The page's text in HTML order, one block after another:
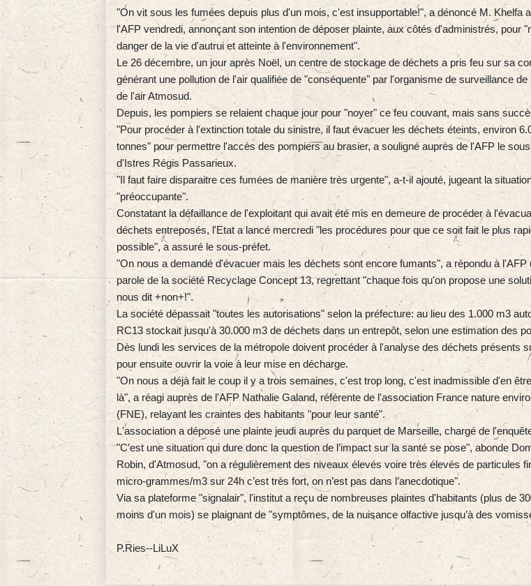
"On vit sous les fumées depuis plus d'un mois, c'est insupportable!", a dénoncé M. Khelfa
l'AFP vendredi, annonçant son intention de déposer plainte, aux côtés d'administrés, pour
danger de la vie d'autrui et atteinte à l'environnement".
Le 26 décembre, un jour après Noël, un centre de stockage de déchets a pris feu sur sa
générant une pollution de l'air qualifiée de "conséquente" par l'organisme de surveillance de
de l'air Atmosud.
Depuis, les pompiers se relaient chaque jour pour "noyer" ce feu couvant, mais sans
"Pour procéder à l'extinction totale du sinistre, il faut évacuer les déchets éteints, environ
tonnes" pour permettre l'accès des pompiers au brasier, a souligné auprès de l'AFP le
d'Istres Régis Passarieux.
"Il faut faire disparaitre ces fumées de manière très urgente", a-t-il ajouté, jugeant la
"préoccupante".
Constatant la défaillance de l'exploitant qui avait été mis en demeure de procéder à
déchets entreposés, l'Etat a lancé mercredi "les procédures pour que ce soit fait le plus
possible", a assuré le sous-préfet.
"On nous a demandé d'évacuer mais les déchets sont encore fumants", a répondu à l'AFP
parole de la société Recyclage Concept 13, regrettant "chaque fois qu'on propose une
nous dit +non+!".
La société dépassait "toutes les autorisations" selon la préfecture: au lieu des 1.000 m3
RC13 stockait jusqu'à 30.000 m3 de déchets dans un entrepôt, selon une estimation des
Dès lundi les services de la métropole doivent procéder à l'analyse des déchets présents
pour ensuite ouvrir la voie à leur mise en décharge.
"On nous a déjà fait le coup il y a trois semaines, c'est trop long, c'est inadmissible d'en
là", a réagi auprès de l'AFP Nathalie Galand, référente de l'association France nature
(FNE), relayant les craintes des habitants "pour leur santé".
L'association a déposé une plainte jeudi auprès du parquet de Marseille, chargé de
"C’est une situation qui dure donc la question de l’impact sur la santé se pose", abonde
Robin, d'Atmosud, "on a régulièrement des niveaux élevés voire très élevés de particules
micro-grammes/m3 sur 24h c’est très fort, on n’est pas dans l’anecdotique".
Via sa plateforme "signalair", l'institut a reçu de nombreuses plaintes d'habitants (plus de
moins d'un mois) se plaignant de "symptômes, de la nuisance olfactive jusqu’à des
P.Ries--LiLuX